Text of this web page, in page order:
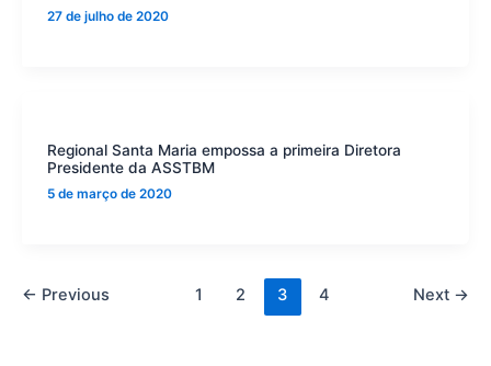
27 de julho de 2020
Regional Santa Maria empossa a primeira Diretora
Presidente da ASSTBM
5 de março de 2020
← Previous 1 2 3 4 Next →